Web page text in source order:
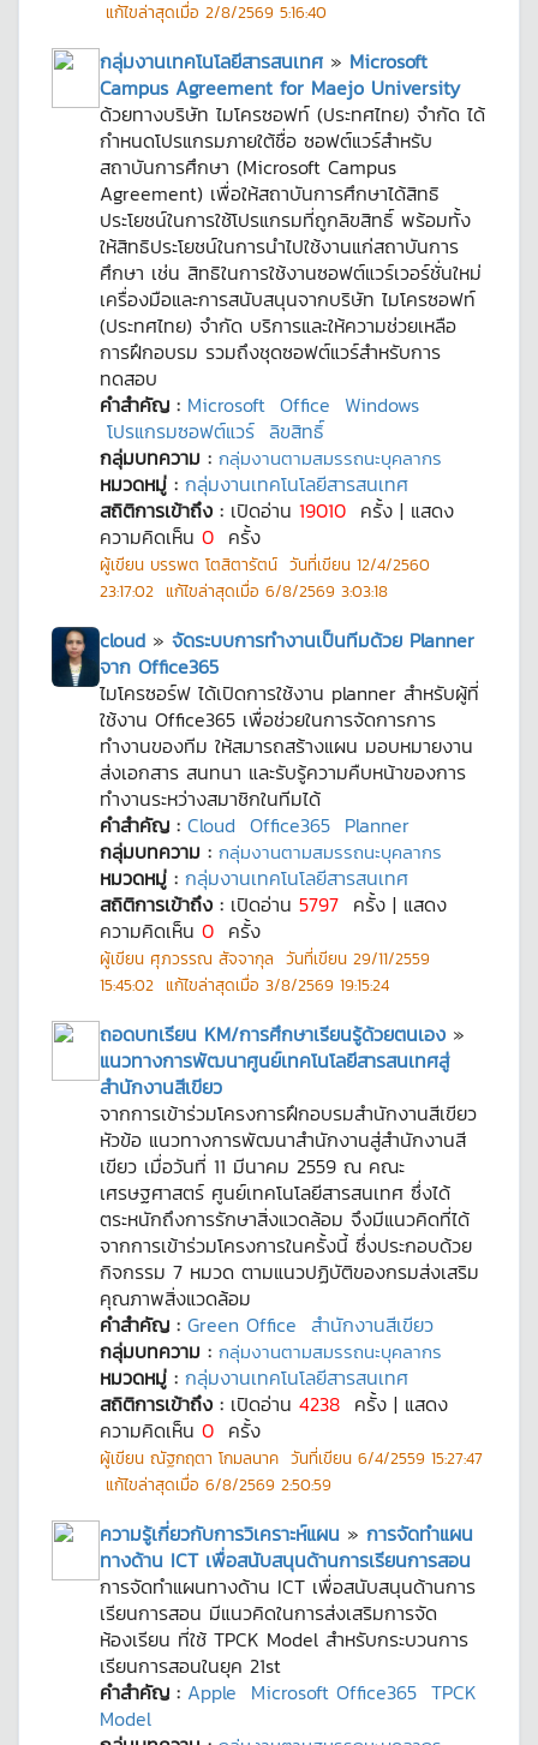
แก้ไขล่าสุดเมื่อ 2/8/2569 5:16:40
กลุ่มงานเทคโนโลยีสารสนเทศ » Microsoft
Campus Agreement for Maejo University
ด้วยทางบริษัท ไมโครซอฟท์ (ประทศไทย) จำกัด ได้
กำหนดโปรแกรมภายใต้ชื่อ ซอฟต์แวร์สำหรับ
สถาบันการศึกษา (Microsoft Campus
Agreement) เพื่อให้สถาบันการศึกษาได้สิทธิ
ประโยชน์ในการใช้โปรแกรมที่ถูกลิขสิทธิ์ พร้อมทั้ง
ให้สิทธิประโยชน์ในการนำไปใช้งานแก่สถาบันการ
ศึกษา เช่น สิทธิในการใช้งานซอฟต์แวร์เวอร์ชั่นใหม่
เครื่องมือและการสนับสนุนจากบริษัท ไมโครซอฟท์
(ประทศไทย) จำกัด บริการและให้ความช่วยเหลือ
การฝึกอบรม รวมถึงชุดซอฟต์แวร์สำหรับการ
ทดสอบ
คำสำคัญ : Microsoft Office Windows
โปรแกรมซอฟต์แวร์ ลิขสิทธิ์
กลุ่มบทความ : กลุ่มงานตามสมรรถนะบุคลากร
หมวดหมู่ : กลุ่มงานเทคโนโลยีสารสนเทศ
สถิติการเข้าถึง : เปิดอ่าน 19010 ครั้ง | แสดง
ความคิดเห็น 0 ครั้ง
ผู้เขียน บรรพต โตสิตารัตน์ วันที่เขียน 12/4/2560
23:17:02 แก้ไขล่าสุดเมื่อ 6/8/2569 3:03:18
cloud » จัดระบบการทำงานเป็นทีมด้วย Planner
จาก Office365
ไมโครซอร์ฟ ได้เปิดการใช้งาน planner สำหรับผู้ที่
ใช้งาน Office365 เพื่อช่วยในการจัดการการ
ทำงานของทีม ให้สมารถสร้างแผน มอบหมายงาน
ส่งเอกสาร สนทนา และรับรู้ความคืบหน้าของการ
ทำงานระหว่างสมาชิกในทีมได้
คำสำคัญ : Cloud Office365 Planner
กลุ่มบทความ : กลุ่มงานตามสมรรถนะบุคลากร
หมวดหมู่ : กลุ่มงานเทคโนโลยีสารสนเทศ
สถิติการเข้าถึง : เปิดอ่าน 5797 ครั้ง | แสดง
ความคิดเห็น 0 ครั้ง
ผู้เขียน ศุภวรรณ สัจจากุล วันที่เขียน 29/11/2559
15:45:02 แก้ไขล่าสุดเมื่อ 3/8/2569 19:15:24
ถอดบทเรียน KM/การศึกษาเรียนรู้ด้วยตนเอง »
แนวทางการพัฒนาศูนย์เทคโนโลยีสารสนเทศสู่
สำนักงานสีเขียว
จากการเข้าร่วมโครงการฝึกอบรมสำนักงานสีเขียว
หัวข้อ แนวทางการพัฒนาสำนักงานสู่สำนักงานสี
เขียว เมื่อวันที่ 11 มีนาคม 2559 ณ คณะ
เศรษฐศาสตร์ ศูนย์เทคโนโลยีสารสนเทศ ซึ่งได้
ตระหนักถึงการรักษาสิ่งแวดล้อม จึงมีแนวคิดที่ได้
จากการเข้าร่วมโครงการในครั้งนี้ ซึ่งประกอบด้วย
กิจกรรม 7 หมวด ตามแนวปฏิบัติของกรมส่งเสริม
คุณภาพสิ่งแวดล้อม
คำสำคัญ : Green Office สำนักงานสีเขียว
กลุ่มบทความ : กลุ่มงานตามสมรรถนะบุคลากร
หมวดหมู่ : กลุ่มงานเทคโนโลยีสารสนเทศ
สถิติการเข้าถึง : เปิดอ่าน 4238 ครั้ง | แสดง
ความคิดเห็น 0 ครั้ง
ผู้เขียน ณัฐกฤตา โกมลนาค วันที่เขียน 6/4/2559 15:27:47
แก้ไขล่าสุดเมื่อ 6/8/2569 2:50:59
ความรู้เกี่ยวกับการวิเคราะห์แผน » การจัดทำแผน
ทางด้าน ICT เพื่อสนับสนุนด้านการเรียนการสอน
การจัดทำแผนทางด้าน ICT เพื่อสนับสนุนด้านการ
เรียนการสอน มีแนวคิดในการส่งเสริมการจัด
ห้องเรียน ที่ใช้ TPCK Model สำหรับกระบวนการ
เรียนการสอนในยุค 21st
คำสำคัญ : Apple Microsoft Office365 TPCK
Model